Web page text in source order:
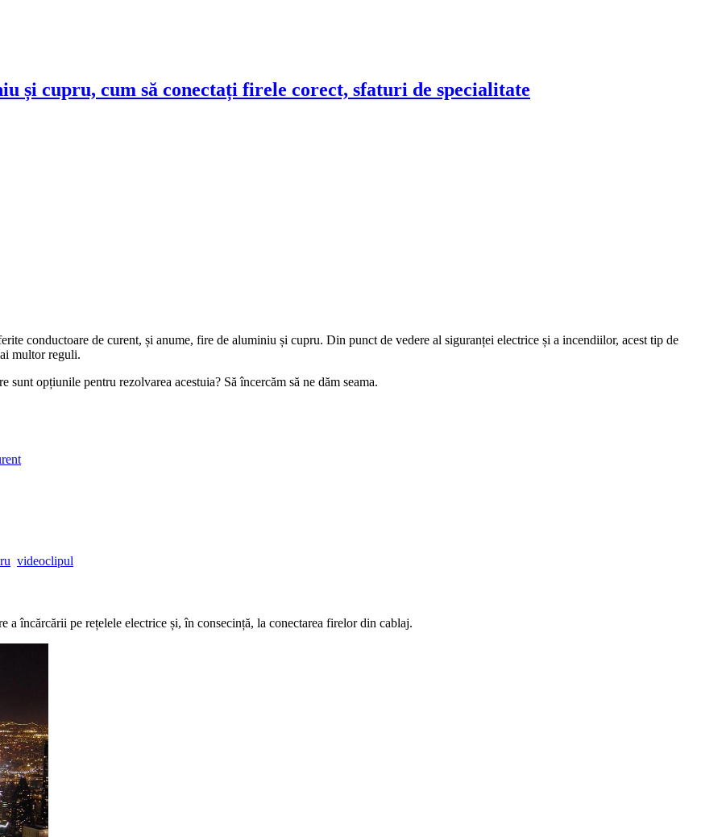
și cupru, cum să conectați firele corect, sfaturi de specialitate
conductoare de curent, și anume, fire de aluminiu și cupru. Din punct de vedere al siguranței electrice și a incendiilor, acest tip de
multor reguli.
opțiunile pentru rezolvarea acestuia? Să încercăm să ne dăm seama.
videoclipul
a încărcării pe rețelele electrice și, în consecință, la conectarea firelor din cablaj.